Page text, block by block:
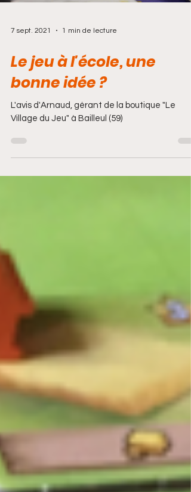
7 sept. 2021 1 min de lecture
Le jeu à l'école, une
bonne idée ?
L'avis d'Arnaud, gérant de la boutique "Le
Village du Jeu" à Bailleul (59)